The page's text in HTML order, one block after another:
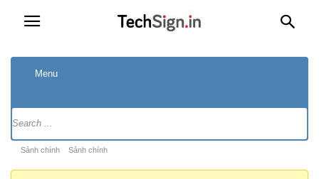
Menu
Navigation
Forum
Sảnh chính Sảnh chính